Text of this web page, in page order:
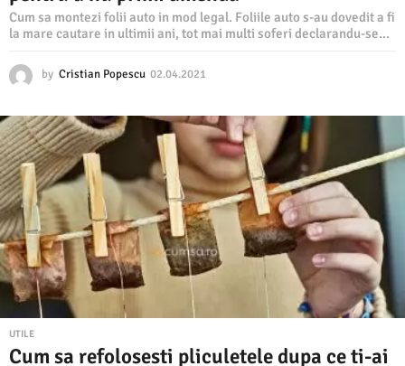
Cum sa montezi folii auto in mod legal. Foliile auto s-au dovedit a fi
la mare cautare in ultimii ani, tot mai multi soferi declarandu-se...
by Cristian Popescu 02.04.2021
0
4
2
0
2
1
UTILE
Cum sa refolosesti pliculetele dupa ce ti-ai